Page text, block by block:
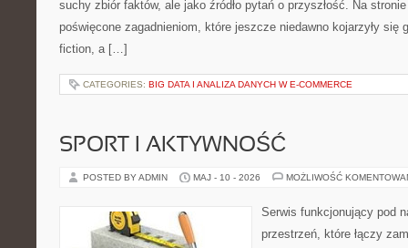
suchy zbiór faktów, ale jako źródło pytań o przyszłość. Na
poświęcone zagadnieniom, które jeszcze niedawno kojarzyły się
fiction, a […]
CATEGORIES: BIG DATA I ANALIZA DANYCH W E-COMMERCE
SPORT I AKTYWNOŚĆ
POSTED BY ADMIN MAJ - 10 - 2026 MOŻLIWOŚĆ
Serwis funkcjonujący pod
przestrzeń, które łączy